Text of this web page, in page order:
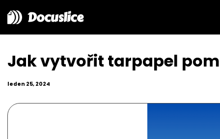
Docuslice
Jak vytvořit tarpapel
leden 25, 2024